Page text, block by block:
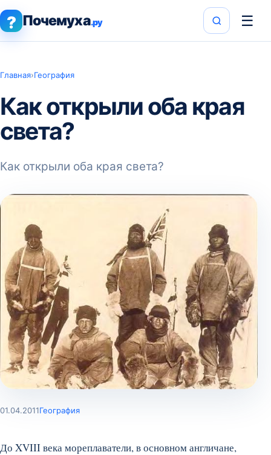
? Почемуха.ру ☰
Главная›География
Как открыли оба края
света?
Как открыли оба края света?
01.04.2011География
До XVIII века мореплаватели, в основном англичане,